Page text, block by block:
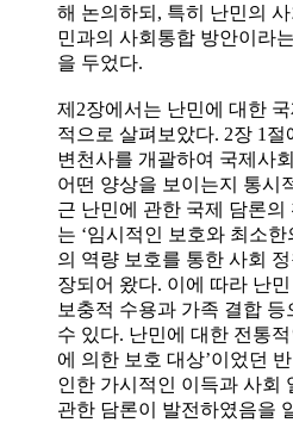
해 논의하되, 특히 난민의
민과의 사회통합 방안이라
을 두었다.
제2장에서는 난민에 대한
적으로 살펴보았다. 2장 1
변천사를 개괄하여 국제사
어떤 양상을 보이는지 통시
근 난민에 관한 국제 담론
는 ‘임시적인 보호와 최소한
의 역량 보호를 통한 사회
장되어 왔다. 이에 따라 난
보충적 수용과 가족 결합
수 있다. 난민에 대한 전통
에 의한 보호 대상’이었던
인한 가시적인 이득과 사회
관한 담론이 발전하였음을